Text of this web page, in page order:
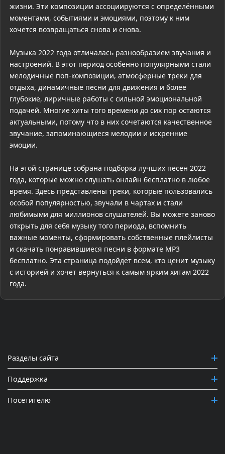
жизни. Эти композиции ассоциируются с определёнными
моментами, событиями и эмоциями, поэтому к ним
хочется возвращаться снова и снова.
Музыка 2022 года отличалась разнообразием звучания и
настроений. В этот период особенно популярными стали
мелодичные поп-композиции, атмосферные треки для
отдыха, динамичные песни для движения и более
глубокие, лиричные работы с сильной эмоциональной
подачей. Многие хиты того времени до сих пор остаются
актуальными, потому что в них сочетаются качественное
звучание, запоминающиеся мелодии и искренние
эмоции.
На этой странице собрана подборка лучших песен 2022
года, которые можно слушать онлайн бесплатно в любое
время. Здесь представлены треки, которые пользовались
особой популярностью, звучали в чартах и стали
любимыми для миллионов слушателей. Вы можете заново
открыть для себя музыку того периода, вспомнить
важные моменты, сформировать собственные плейлисты
и скачать понравившиеся песни в формате MP3
бесплатно. Эта страница подойдёт всем, кто ценит музыку
с историей и хочет вернуться к самым ярким хитам 2022
года.
Разделы сайта
Поддержка
Посетителю